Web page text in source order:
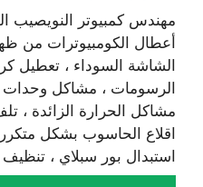
مهندس كمبيوتر النويصيب
أعطال الكومبيوترات من
الشاشة السوداء ، تعطيل
الرسومات ، مشاكل وحدات
مشاكل الحرارة الزائدة ،
اقلاع الحاسوب بشكل متكرر
استبدال بور سبلاي ،